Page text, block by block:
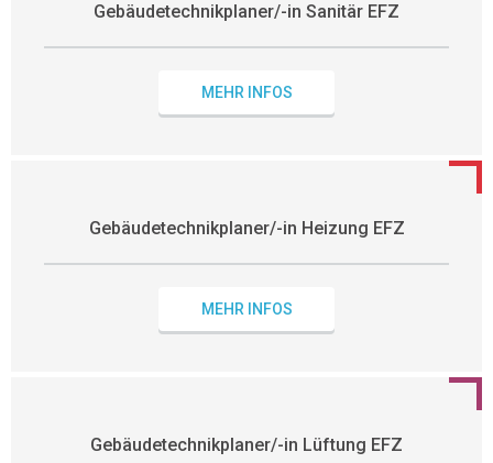
Gebäudetechnikplaner/-in Sanitär EFZ
MEHR INFOS
Gebäudetechnikplaner/-in Heizung EFZ
MEHR INFOS
Gebäudetechnikplaner/-in Lüftung EFZ